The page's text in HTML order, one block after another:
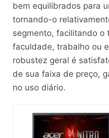
bem equilibrados para
tornando-o
segmento, facilitando o
faculdade, trabalho ou
robustez geral é
de sua faixa de preço,
no uso diário.